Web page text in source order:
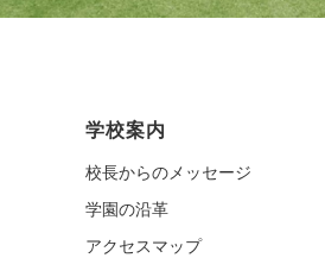
学校案内
校長からのメッセージ
学園の沿革
アクセスマップ